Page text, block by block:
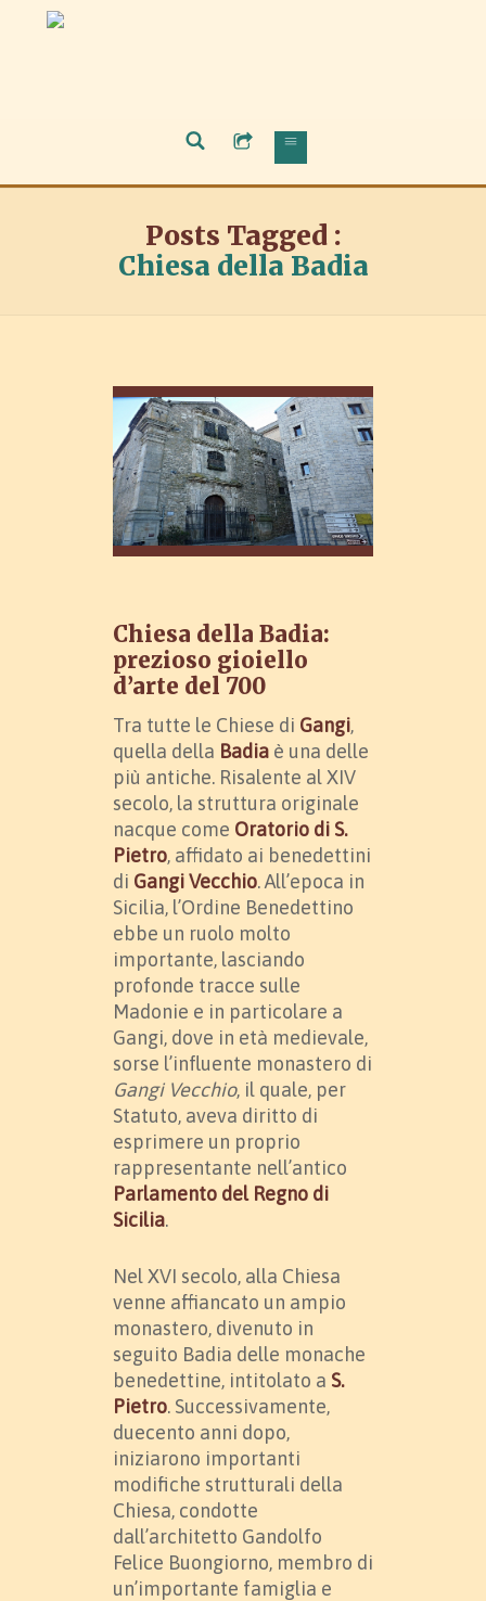
Posts Tagged :
Chiesa della Badia
Chiesa della Badia:
prezioso gioiello
d’arte del 700
Tra tutte le Chiese di Gangi,
quella della Badia è una delle
più antiche. Risalente al XIV
secolo, la struttura originale
nacque come Oratorio di S.
Pietro, affidato ai benedettini
di Gangi Vecchio. All’epoca in
Sicilia, l’Ordine Benedettino
ebbe un ruolo molto
importante, lasciando
profonde tracce sulle
Madonie e in particolare a
Gangi, dove in età medievale,
sorse l’influente monastero di
Gangi Vecchio, il quale, per
Statuto, aveva diritto di
esprimere un proprio
rappresentante nell’antico
Parlamento del Regno di
Sicilia.
Nel XVI secolo, alla Chiesa
venne affiancato un ampio
monastero, divenuto in
seguito Badia delle monache
benedettine, intitolato a S.
Pietro. Successivamente,
duecento anni dopo,
iniziarono importanti
modifiche strutturali della
Chiesa, condotte
dall’architetto Gandolfo
Felice Buongiorno, membro di
un’importante famiglia e